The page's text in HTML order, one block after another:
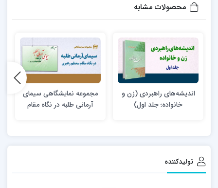
محصولات مشابه
اندیشه‌های راهبردی (زن و
خانواده؛ جلد اول)
مجموعه نمایشگاهی سیمای
آرمانی طلبه در نگاه مقام
تولیدکننده